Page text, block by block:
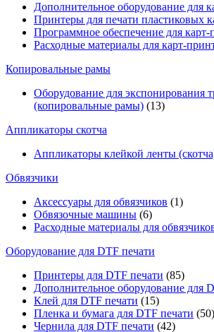
Дополнительное оборудование для
Принтеры для печати пластиковых
Программное обеспечение для карт-
Расходные материалы для карт-
Копировальные рамы
Оборудование для экспонирования
(копировальные рамы) (13)
Аппликаторы скотча
Аппликаторы клейкой ленты
Обвязчики
Аксессуары для обвязчиков (1)
Обвязочные машины (6)
Расходные материалы для
Оборудование для DTF печати
Принтеры для DTF печати (85)
Дополнительное оборудование для
Клей для DTF печати (15)
Пленка и бумага для DTF печати (50)
Чернила для DTF печати (42)